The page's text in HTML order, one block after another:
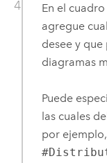
En el
agregue
desee y
diagramas
Puede
las cuales
por ejemplo,